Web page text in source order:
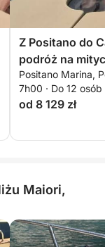
Z Positano do
podróż na
Positano Marina,
7h00 · Do 12 osób
od 8 129 zł
Maiori,